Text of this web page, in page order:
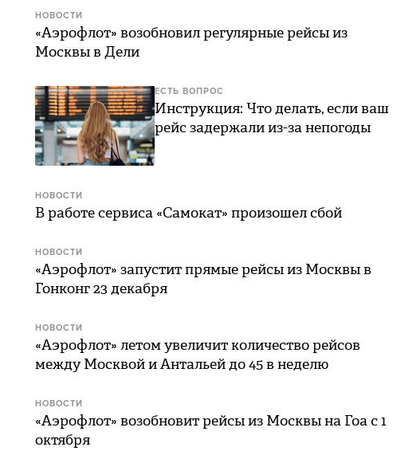
НОВОСТИ
«Аэрофлот» возобновил регулярные рейсы из
Москвы в Дели
ЕСТЬ ВОПРОС
Инструкция: Что делать, если ваш
рейс задержали из-за непогоды
НОВОСТИ
В работе сервиса «Самокат» произошел сбой
НОВОСТИ
«Аэрофлот» запустит прямые рейсы из Москвы в
Гонконг 23 декабря
НОВОСТИ
«Аэрофлот» летом увеличит количество рейсов
между Москвой и Антальей до 45 в неделю
НОВОСТИ
«Аэрофлот» возобновит рейсы из Москвы на Гоа с 1
октября